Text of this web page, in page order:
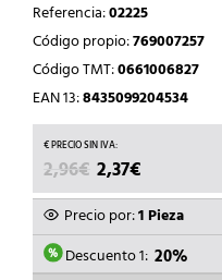
Referencia:02225
Código propio:769007257
Código TMT:0661006827
EAN 13:8435099204534
2,96€ EL
PRECIO
ORIGINAL
ERA:
2,96€.
2,37€
PRECIO
ACTUAL
ES:
2,37€.
Precio por:1 Pieza
Descuento 1: 20%